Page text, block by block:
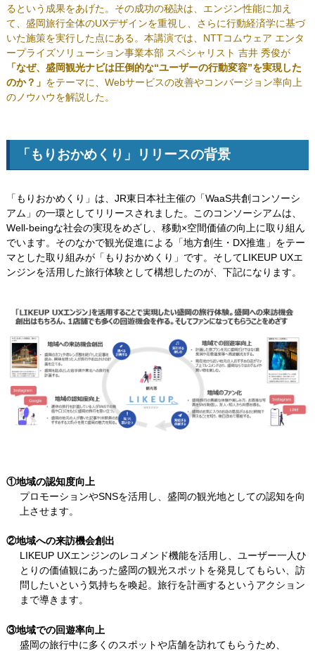
るという成果をあげた。その成功の秘訣は、エンジン性能に加え
て、盛岡旅行全体のUXデザインを重視し、さらに行動経済学に基づ
いた施策を実行した点にある。本講演では、NTTコムウェア エンタ
ープライズソリューション事業本部 スペシャリスト 吉井 秀俊が
「なぜ、盛岡観光ナビは圧倒的な“ユーザーの行動変容”を実現した
のか？」 をテーマに、Webサービスの改善やコンバージョン率向上
のノウハウを解説した。
「もりおかめくり」リリースの背景
「もりおかめくり」は、JR東日本社主催の「WaaS共創コンソーシ
アム」の一環としてリリースされました。このコンソーシアムは、
Well-beingな社会の実現をめざし、移動×空間価値の向上に取り組ん
でいます。そのなかで観光促進による「地方創生・DX推進」をテー
マとした取り組みが「もりおかめくり」です。そしてLIKEUP UXエ
ンジンを活用した旅行体験として構想したのが、下記になります。
①地域の認知度向上
プロモーションやSNSを活用し、盛岡の観光地としての認知を向
上させます。
②地域への来訪機会創出
LIKEUP UXエンジンのレコメンド機能を活用し、ユーザー一人ひ
とりの価値観にあった盛岡の観光スポットを発見してもらい、訪
問したいという気持ちを喚起。旅行を計画するというアクション
まで導きます。
③地域での回遊率向上
盛岡の旅行中に多くのスポットや店舗を訪れてもらうため、